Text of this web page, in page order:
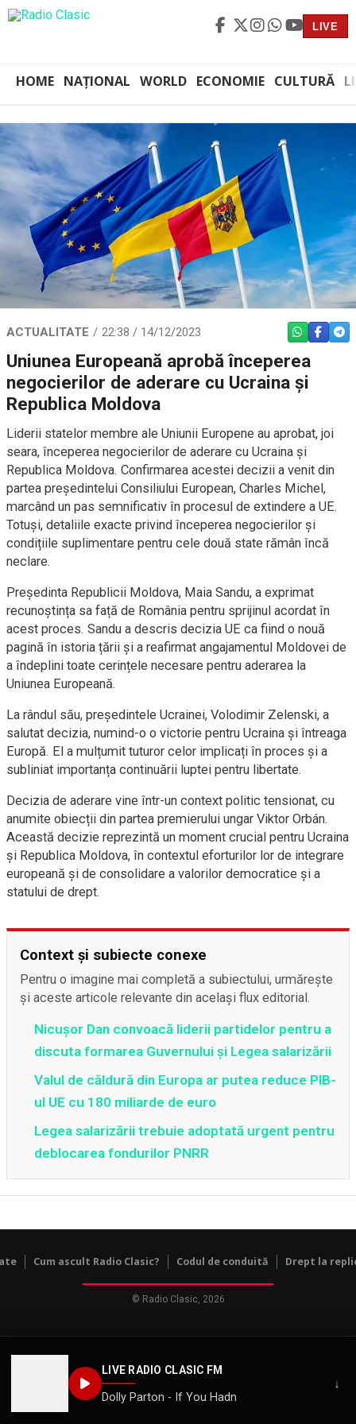
LIVE
HOME NAȚIONAL WORLD ECONOMIE CULTURĂ
LIVE RADIO CLASIC FM
Dolly Parton - If You Hadn
↓
ACTUALITATE 22:38 / 14/12/2023 WHATSAPP
Uniunea Europeană aprobă începerea
negocierilor de aderare cu Ucraina și
Republica Moldova
Liderii statelor membre ale Uniunii Europene au aprobat, joi
seara, începerea negocierilor de aderare cu Ucraina și
Republica Moldova. Confirmarea acestei decizii a venit din
partea președintelui Consiliului European, Charles Michel,
marcând un pas semnificativ în procesul de extindere a UE.
Totuși, detaliile exacte privind începerea negocierilor și
condițiile suplimentare pentru cele două state rămân încă
neclare.
Președinta Republicii Moldova, Maia Sandu, a exprimat
recunoștința sa față de România pentru sprijinul acordat în
acest proces. Sandu a descris decizia UE ca fiind o nouă
pagină în istoria țării și a reafirmat angajamentul Moldovei de
a îndeplini toate cerințele necesare pentru aderarea la
Uniunea Europeană.
La rândul său, președintele Ucrainei, Volodimir Zelenski, a
salutat decizia, numind-o o victorie pentru Ucraina și întreaga
Europă. El a mulțumit tuturor celor implicați în proces și a
subliniat importanța continuării luptei pentru libertate.
Decizia de aderare vine într-un context politic tensionat, cu
anumite obiecții din partea premierului ungar Viktor Orbán.
Această decizie reprezintă un moment crucial pentru Ucraina
și Republica Moldova, în contextul eforturilor lor de integrare
europeană și de consolidare a valorilor democratice și a
statului de drept.
Context și subiecte conexe
Pentru o imagine mai completă a subiectului, urmărește
și aceste articole relevante din același flux editorial.
Nicușor Dan convoacă liderii partidelor pentru a
discuta formarea Guvernului și Legea salarizării
Valul de căldură din Europa ar putea reduce PIB-
ul UE cu 180 miliarde de euro
Legea salarizării trebuie adoptată urgent pentru
deblocarea fondurilor PNRR
Cum ascult Radio Clasic? Codul de conduită Drept la
© Radio Clasic, 2026